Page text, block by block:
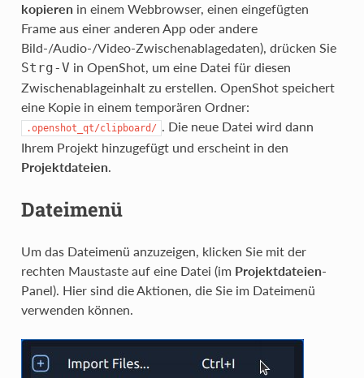
kopierenin einem Webbrowser, einen eingefügten
Frame aus einer anderen App oder andere
Bild-/Audio-/Video-Zwischenablagedaten), drücken Sie
Strg-V in OpenShot, um eine Datei für diesen
Zwischenablageinhalt zu erstellen. OpenShot speichert
eine Kopie in einem temporären Ordner:
.openshot_qt/clipboard/ . Die neue Datei wird dann
Ihrem Projekt hinzugefügt und erscheint in den
Projektdateien.
Dateimenü
Um das Dateimenü anzuzeigen, klicken Sie mit der
rechten Maustaste auf eine Datei (im Projektdateien-
Panel). Hier sind die Aktionen, die Sie im Dateimenü
verwenden können.